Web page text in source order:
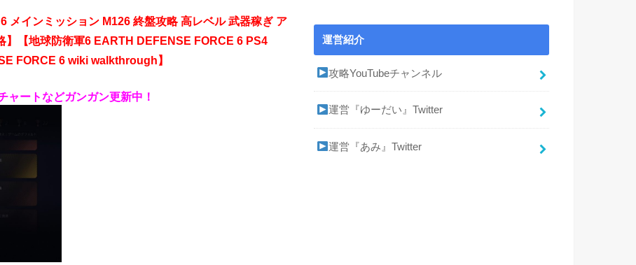
メインミッション M126 終盤攻略 高レベル 武器稼ぎ ア
【地球防衛軍6 EARTH DEFENSE FORCE 6 PS4
FORCE 6 wiki walkthrough】
ャートなどガンガン更新中！
運営紹介
攻略YouTubeチャンネル
運営『ゆーだい』Twitter
運営『あみ』Twitter